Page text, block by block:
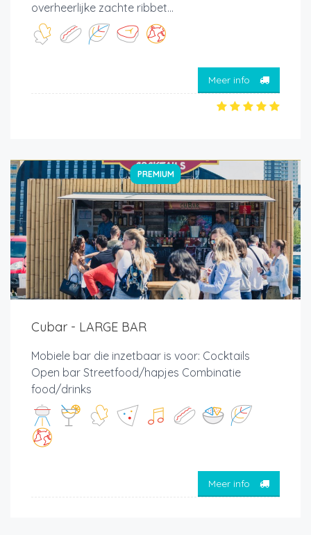
overheerlijke zachte ribbet...
Meer info
PREMIUM
Cubar - LARGE BAR
Mobiele bar die inzetbaar is voor: Cocktails
Open bar Streetfood/hapjes Combinatie
food/drinks
Meer info